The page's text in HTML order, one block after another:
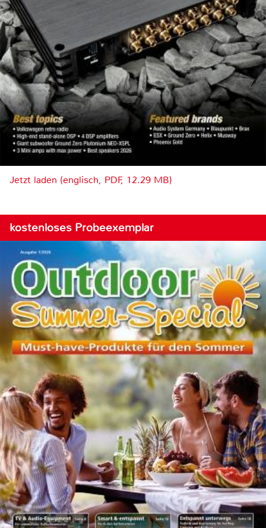
Jetzt laden (englisch, PDF, 12.29 MB)
kostenloses Probeexemplar